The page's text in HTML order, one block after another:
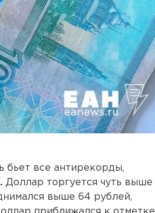
бьет все антирекорды,
Доллар торгуется чуть выше
выше 64 рублей,